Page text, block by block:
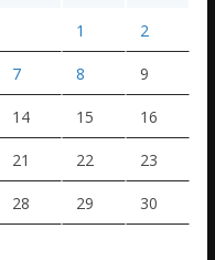
1 2
7 8 9
14 15 16
21 22 23
28 29 30